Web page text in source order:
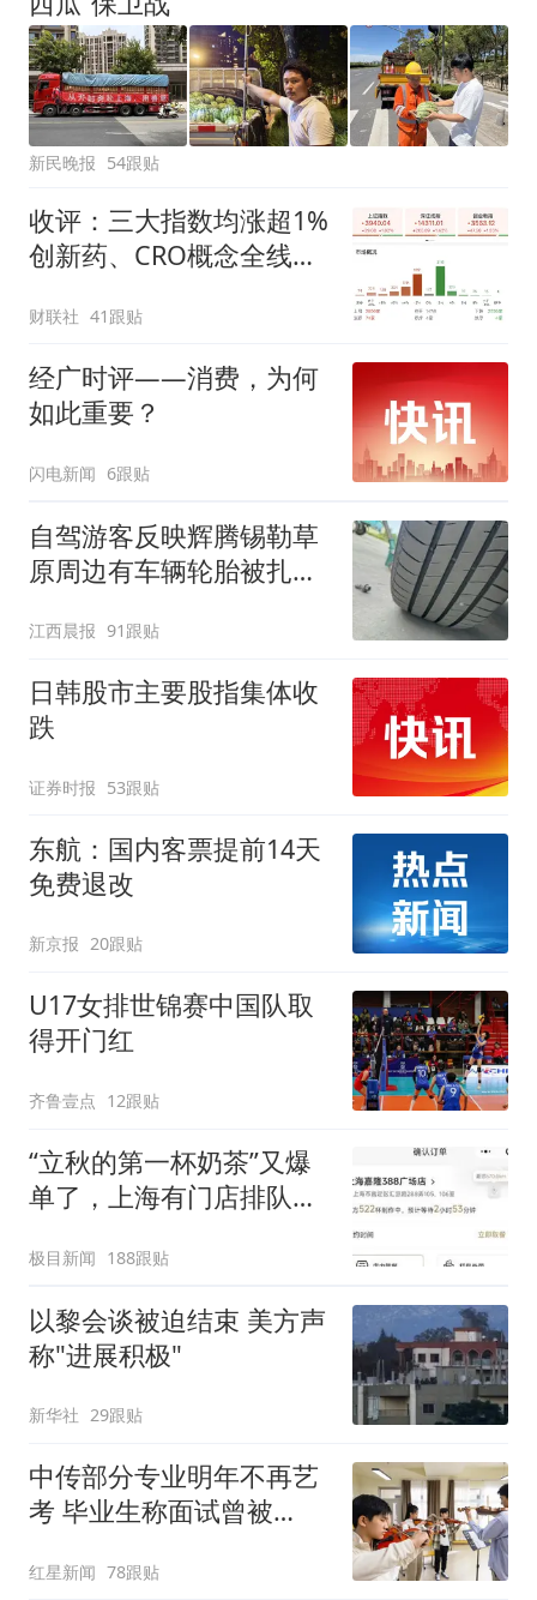
新民晚报 54跟贴
收评：三大指数均涨超1%
创新药、CRO概念全线走
财联社 41跟贴
经广时评——消费，为何
如此重要？
闪电新闻 6跟贴
自驾游客反映辉腾锡勒草
原周边有车辆轮胎被扎，
元，官方发布情况通报
江西晨报 91跟贴
日韩股市主要股指集体收
跌
证券时报 53跟贴
东航：国内客票提前14天
免费退改
新京报 20跟贴
U17女排世锦赛中国队取
得开门红
齐鲁壹点 12跟贴
“立秋的第一杯奶茶”又爆
单了，上海有门店排队超
店都很忙，要等2个多小
时
极目新闻 188跟贴
以黎会谈被迫结束 美方声
称"进展积极"
新华社 29跟贴
中传部分专业明年不再艺
考 毕业生称面试曾被
遏制“艺考捷径化”
红星新闻 78跟贴